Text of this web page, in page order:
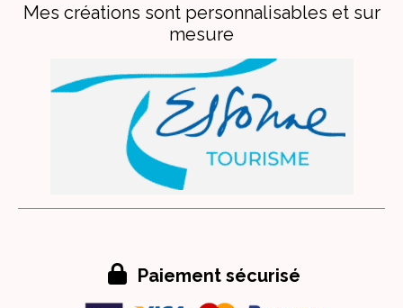
Mes créations sont personnalisables et sur
mesure
 Paiement sécurisé